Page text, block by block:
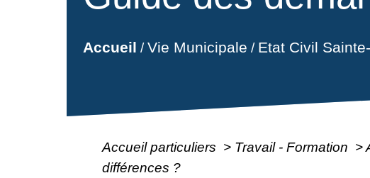
Accueil /Vie Municipale / Etat Civil
Accueil particuliers > Travail - Formation >
différences ?